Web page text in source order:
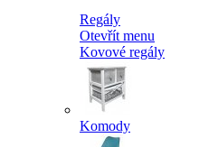
Regály
Otevřít menu
Kovové regály
Komody